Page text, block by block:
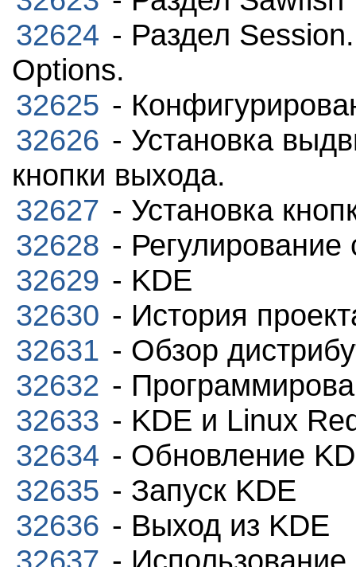
32624 - Раздел
Options.
32625 -
32626 - Установка
кнопки выхода.
32627 - Установка
32628 - Регулирование
32629 - KDE
32630 - История
32631 - Обзор
32632 -
32633 - KDE и Linux
32634 - Обновление
32635 - Запуск KDE
32636 - Выход из KDE